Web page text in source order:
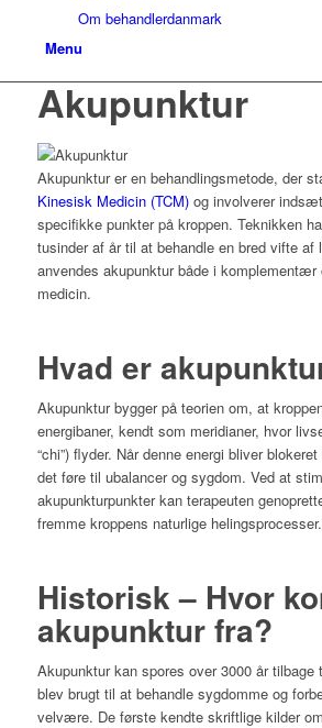
Om behandlerdanmark
Menu
Akupunktur
Akupunktur er en behandlingsmetode, der
Kinesisk Medicin (TCM)og involverer
specifikke punkter på kroppen. Teknikken
tusinder af år til at behandle en bred vifte af
anvendes akupunktur både i komplementær
medicin.
Hvad er
Akupunktur bygger på teorien om, at
energibaner, kendt som meridianer, hvor
“chi”) flyder. Når denne energi bliver
det føre til ubalancer og sygdom. Ved at
akupunkturpunkter kan terapeuten
fremme kroppens naturlige helingsprocesser.
Historisk – Hvor
akupunktur fra?
Akupunktur kan spores over 3000 år tilbage
blev brugt til at behandle sygdomme og
velvære. De første kendte skriftlige kilder